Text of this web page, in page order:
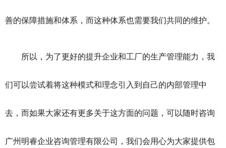
善的保障措施和体系，而这种体系也需要我们共同的维护。
所以，为了更好的提升企业和工厂的生产管理能力，我
们可以尝试着将这种模式和理念引入到自己的内部管理中
去，而如果大家还有更多关于这方面的问题，可以随时咨询
广州明睿企业咨询管理有限公司，我们会用心为大家提供包